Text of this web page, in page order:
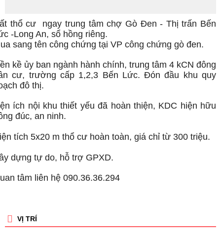
thổ cư ngay trung tâm chợ Gò Đen - Thị trấn Bến
-Long An, sổ hồng riêng.
sang tên công chứng tại VP công chứng gò đen.
kề ủy ban ngành hành chính, trung tâm 4 kCN đông
cư, trường cấp 1,2,3 Bến Lức. Đón đầu khu quy
đô thị.
ích nội khu thiết yếu đã hoàn thiện, KDC hiện hữu
đúc, an ninh.
tích 5x20 m thổ cư hoàn toàn, giá chỉ từ 300 triệu.
dựng tự do, hỗ trợ GPXD.
tâm liên hệ 090.36.36.294
VỊ TRÍ